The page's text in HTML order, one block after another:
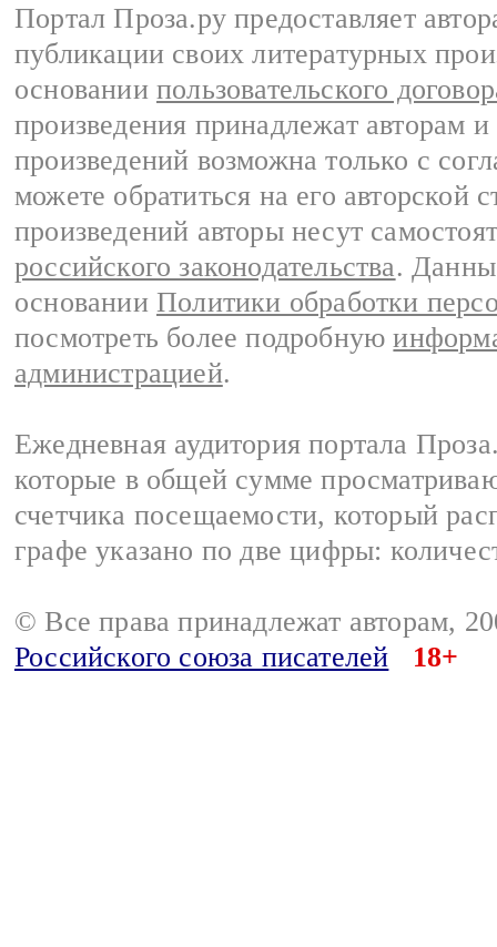
Портал Проза.ру предоставляет
публикации своих литературных
основании пользовательского
произведения принадлежат авторам
произведений возможна только с
можете обратиться на его авторской
произведений авторы несут
российского законодательства.
основании Политики обработки
посмотреть более подробную
администрацией.
Ежедневная аудитория портала
которые в общей сумме
счетчика посещаемости, который
графе указано по две цифры:
© Все права принадлежат авторам,
Российского союза писателей
18+